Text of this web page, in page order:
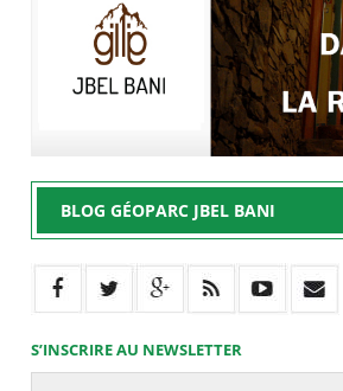
BLOG GÉOPARC JBEL BANI
S’INSCRIRE AU NEWSLETTER